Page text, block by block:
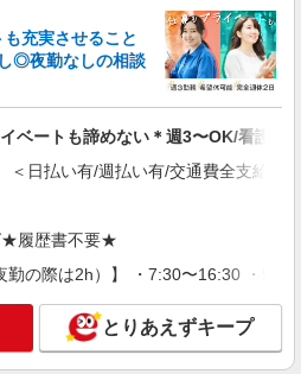
スタート
円〜2125円 ＜日払い有/週払い有/交
(ガソリン代含む)＞
詳細を見る
円〜274,000円（地域による） 別
給（30000円上限/月） 別途残業手当
業時間20時間）残業代全額支給
訪問入浴 四日市 三重県四日市市栄
充実させること
◎夜勤なしの相談
ベートも諦めない＊週3〜OK/看護助
日払い有/週払い有/交通費全支給(ガ
★履歴書不要★
勤の際は2h）】 ・7:30〜16:30 ・
とりあえずキープ